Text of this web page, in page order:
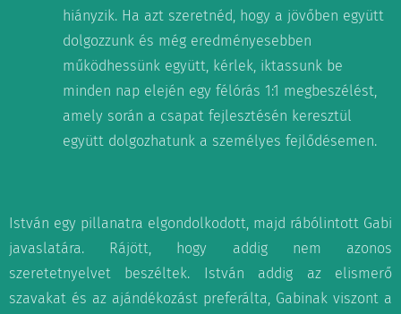
hiányzik. Ha azt szeretnéd, hogy a jövőben együtt
dolgozzunk és még eredményesebben
működhessünk együtt, kérlek, iktassunk be
minden nap elején egy félórás 1:1 megbeszélést,
amely során a csapat fejlesztésén keresztül
együtt dolgozhatunk a személyes fejlődésemen.
István egy pillanatra elgondolkodott, majd rábólintott Gabi
javaslatára. Rájött, hogy addig nem azonos
szeretetnyelvet beszéltek. István addig az elismerő
szavakat és az ajándékozást preferálta, Gabinak viszont a